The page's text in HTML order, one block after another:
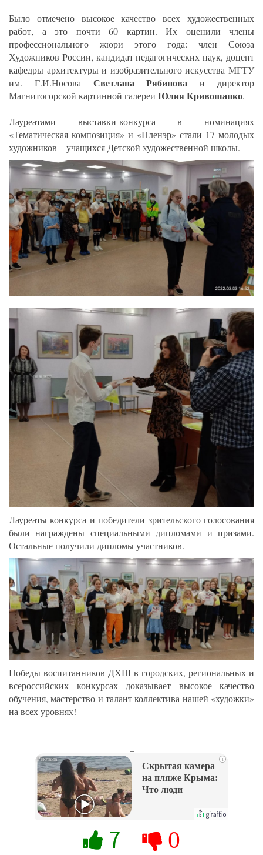
Было отмечено высокое качество всех художественных
работ, а это почти 60 картин. Их оценили члены
профессионального жюри этого года: член Союза
Художников России, кандидат педагогических наук, доцент
кафедры архитектуры и изобразительного искусства МГТУ
им. Г.И.Носова Светлана Рябинова и директор
Магнитогорской картинной галереи Юлия Кривошапко.
Лауреатами выставки-конкурса в номинациях
«Тематическая композиция» и «Пленэр» стали 17 молодых
художников – учащихся Детской художественной школы.
Лауреаты конкурса и победители зрительского голосования
были награждены специальными дипломами и призами.
Остальные получили дипломы участников.
Победы воспитанников ДХШ в городских, региональных и
всероссийских конкурсах доказывает высокое качество
обучения, мастерство и талант коллектива нашей «художки»
на всех уровнях!
i
Скрытая камера
на пляже Крыма:
Что люди
их не видят...
7 0